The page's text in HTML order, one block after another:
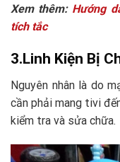
Xem thêm: Hướng
tích tắc
3.Linh Kiện Bị
Nguyên nhân là do
cần phải mang tivi
kiểm tra và sửa chữa.